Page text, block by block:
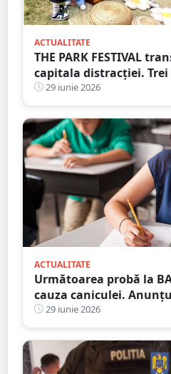
ACTUALITATE
THE PARK FESTIVAL
capitala distracției. Trei
petreceri și atmosferă
29 iunie 2026
ACTUALITATE
Următoarea probă la
cauza caniculei.
Educației
29 iunie 2026